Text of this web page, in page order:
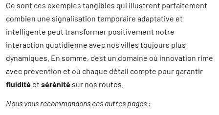
Ce sont ces exemples tangibles qui illustrent parfaitement
combien une signalisation temporaire adaptative et
intelligente peut transformer positivement notre
interaction quotidienne avec nos villes toujours plus
dynamiques. En somme, c'est un domaine où innovation rime
avec prévention et où chaque détail compte pour garantir
fluidité et sérénité sur nos routes.
Nous vous recommandons ces autres pages :